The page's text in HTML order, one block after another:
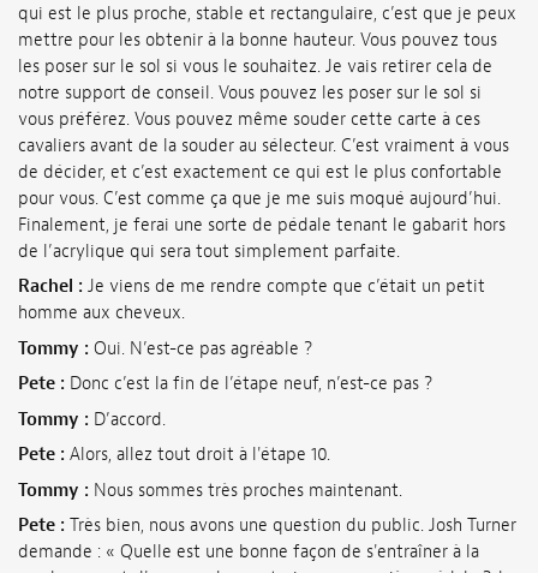
qui est le plus proche, stable et rectangulaire, c’est que je peux
mettre pour les obtenir à la bonne hauteur. Vous pouvez tous
les poser sur le sol si vous le souhaitez. Je vais retirer cela de
notre support de conseil. Vous pouvez les poser sur le sol si
vous préférez. Vous pouvez même souder cette carte à ces
cavaliers avant de la souder au sélecteur. C’est vraiment à vous
de décider, et c’est exactement ce qui est le plus confortable
pour vous. C’est comme ça que je me suis moqué aujourd’hui.
Finalement, je ferai une sorte de pédale tenant le gabarit hors
de l’acrylique qui sera tout simplement parfaite.
Rachel : Je viens de me rendre compte que c’était un petit
homme aux cheveux.
Tommy : Oui. N’est-ce pas agréable ?
Pete : Donc c’est la fin de l’étape neuf, n’est-ce pas ?
Tommy : D’accord.
Pete : Alors, allez tout droit à l'étape 10.
Tommy : Nous sommes très proches maintenant.
Pete : Très bien, nous avons une question du public. Josh Turner
demande : « Quelle est une bonne façon de s'entraîner à la